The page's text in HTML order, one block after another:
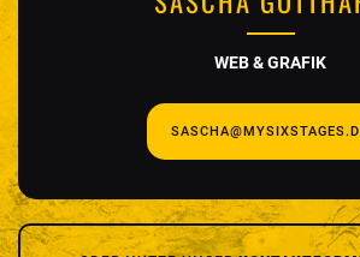
WEB & GRAFIK